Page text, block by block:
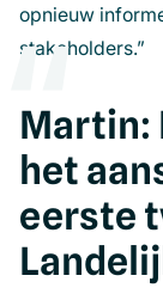
opnieuw
stakeholders.”
Martin:
het
eerste